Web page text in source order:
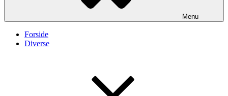
Menu
Forside
Diverse